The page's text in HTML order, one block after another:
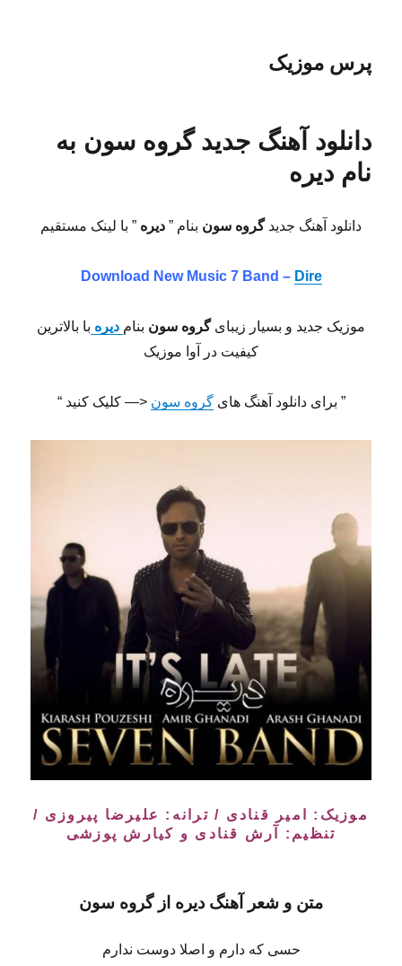
پرس موزیک
دانلود آهنگ جدید گروه سون به
نام دیره
دانلود آهنگ جدید گروه سون بنام ” دیره ” با لینک مستقیم
Download New Music 7 Band – Dire
موزیک جدید و بسیار زیبایگروه سون بنام دیره با بالاترین
کیفیت در آوا موزیک
” برای دانلود آهنگ هایگروه سون <— کلیک کنید “
موزیک: امیر قنادی / ترانه: علیرضا پیروزی /
تنظیم: آرش قنادی و کیارش پوزشی
متن و شعر آهنگ دیره از گروه سون
حسی که دارم و اصلا دوست ندارم